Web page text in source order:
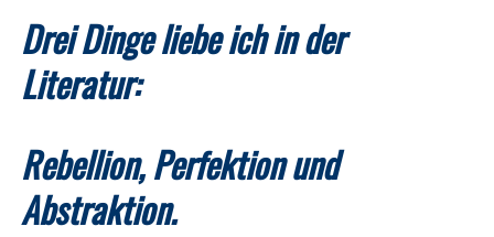
Drei Dinge liebe ich in der
Literatur:
Rebellion, Perfektion und
Abstraktion.